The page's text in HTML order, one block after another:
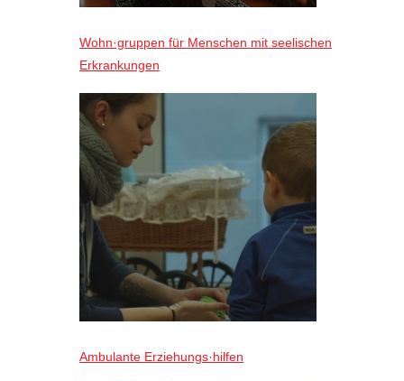
Wohn·gruppen für Menschen mit seelischen
Erkrankungen
Ambulante Erziehungs·hilfen